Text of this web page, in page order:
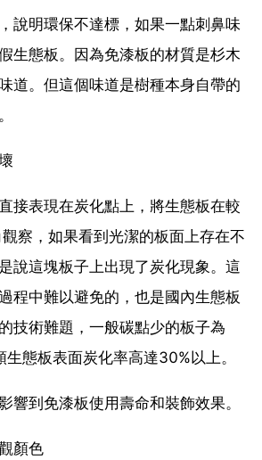
說明環保不達標，如果一點刺鼻味
生態板。因為免漆板的材質是杉木
道。但這個味道是樹種本身自帶的
接表現在炭化點上，將生態板在較
察，如果看到光潔的板面上存在不
說這塊板子上出現了炭化現象。這
程中難以避免的，也是國內生態板
技術難題，一般碳點少的板子為
態板表面炭化率高達30%以上。
響到免漆板使用壽命和裝飾效果。
顏色